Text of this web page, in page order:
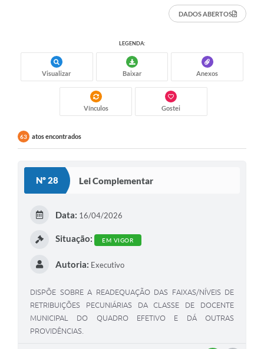
DADOS ABERTOS
LEGENDA:
Visualizar Baixar Anexos
Vínculos Gostei
63 atos encontrados
Nº 28 Lei Complementar
Data: 16/04/2026
Situação: EM VIGOR
Autoria: Executivo
DISPÕE SOBRE A READEQUAÇÃO DAS FAIXAS/NÍVEIS DE
RETRIBUIÇÕES PECUNIÁRIAS DA CLASSE DE DOCENTE
MUNICIPAL DO QUADRO EFETIVO E DÁ OUTRAS
PROVIDÊNCIAS.